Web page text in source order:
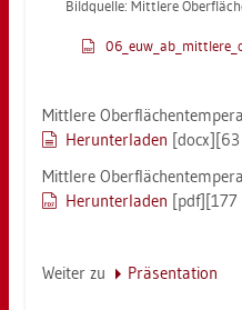
Bild­quel­le: Mitt­le­re
Mitt­le­re
Her­un­ter­la­den [docx][63
Mitt­le­re
Her­un­ter­la­den [pdf][177
Wei­ter zu Prä­sen­ta­ti­on